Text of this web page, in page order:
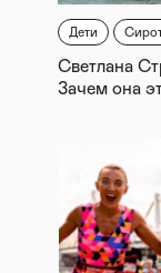
Дети
Светлана
Зачем она